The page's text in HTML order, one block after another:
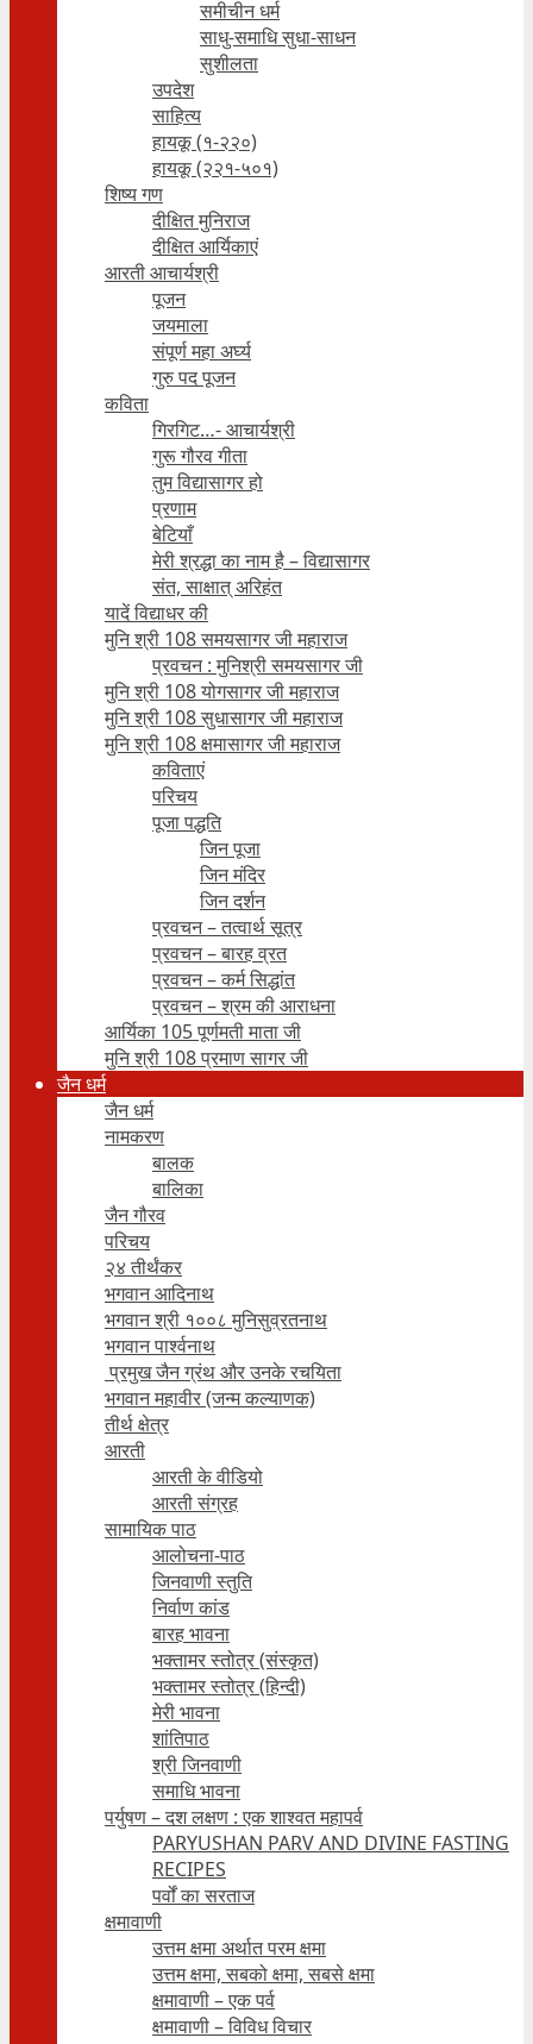
समीचीन धर्म
साधु-समाधि सुधा-साधन
सुशीलता
उपदेश
साहित्य
हायकू (१‍-२२०)
हायकू (२२१-५०१)
शिष्य गण
दीक्षित मुनिराज
दीक्षित आर्यिकाएं
आरती आचार्यश्री
पूजन
जयमाला
संपूर्ण महा अर्घ्य
गुरु पद पूजन
कविता
गिरगिट…- आचार्यश्री
गुरू गौरव गीता
तुम विद्यासागर हो
प्रणाम
बेटियाँ
मेरी श्रद्धा का नाम है – विद्यासागर
संत, साक्षात् अरिहंत
यादें विद्याधर की
मुनि श्री 108 समयसागर जी महाराज
प्रवचन : मुनिश्री समयसागर जी
मुनि श्री 108 योगसागर जी महाराज
मुनि श्री 108 सुधासागर जी महाराज
मुनि श्री 108 क्षमासागर जी महाराज
कविताएं
परिचय
पूजा पद्धति
जिन पूजा
जिन मंदिर
जिन दर्शन
प्रवचन – तत्वार्थ सूत्र
प्रवचन – बारह व्रत
प्रवचन – कर्म सिद्धांत
प्रवचन – श्रम की आराधना
आर्यिका 105 पूर्णमती माता जी
मुनि श्री 108 प्रमाण सागर जी
जैन धर्म
जैन धर्म
नामकरण
बालक
बालिका
जैन गौरव
परिचय
२४ तीर्थंकर
भगवान आदिनाथ
भगवान श्री १००८ मुनिसुव्रतनाथ
भगवान पार्श्वनाथ
प्रमुख जैन ग्रंथ और उनके रचयिता
भगवान महावीर (जन्म कल्याणक)
तीर्थ क्षेत्र
आरती
आरती के वीडियो
आरती संग्रह
सामायिक पाठ
आलोचना-पाठ
जिनवाणी स्तुति
निर्वाण कांड
बारह भावना
भक्तामर स्तोत्र (संस्कृत)
भक्तामर स्तोत्र (हिन्दी)
मेरी भावना
शांतिपाठ
श्री जिनवाणी
समाधि भावना
पर्युषण – दश लक्षण : एक शाश्वत महापर्व
PARYUSHAN PARV AND DIVINE FASTING
RECIPES
पर्वों का सरताज
क्षमावाणी
उत्तम क्षमा अर्थात परम क्षमा
उत्तम क्षमा, सबको क्षमा, सबसे क्षमा
क्षमावाणी – एक पर्व
क्षमावाणी – विविध विचार